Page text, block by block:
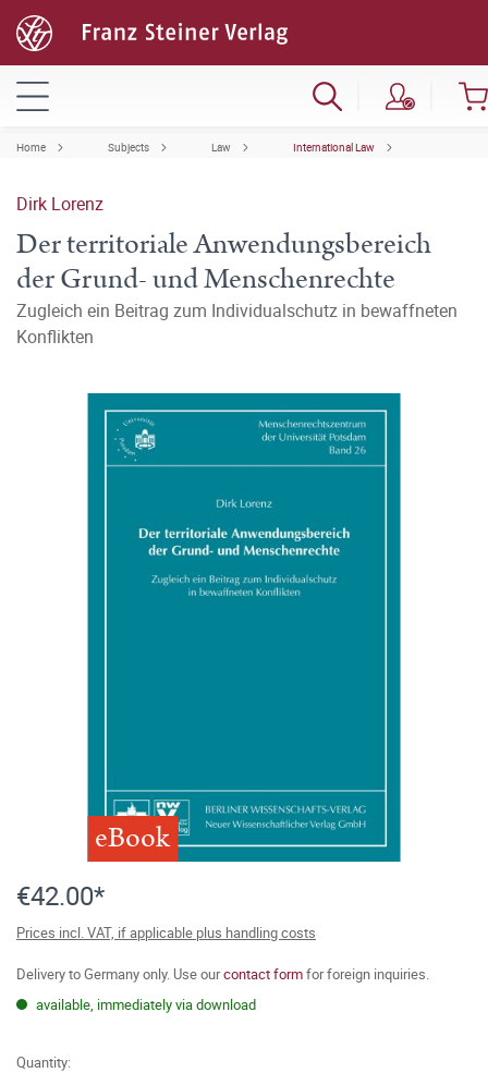
Home Subjects Law International Law
Dirk Lorenz
Der territoriale Anwendungsbereich
der Grund- und Menschenrechte
Zugleich ein Beitrag zum Individualschutz in bewaffneten
Konflikten
eBook
€42.00*
Prices incl. VAT, if applicable plus handling costs
Delivery to Germany only. Use ourcontact formfor foreign inquiries.
available, immediately via download
Quantity: